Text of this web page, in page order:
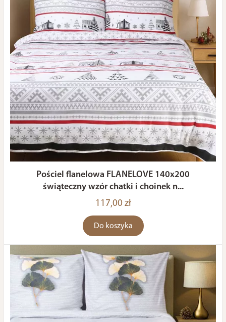
Pościel flanelowa FLANELOVE 140x200
świąteczny wzór chatki i choinek n...
117,00 zł
Do koszyka